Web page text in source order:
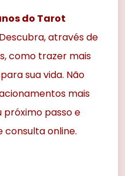
do Tarot
através de
como trazer mais
sua vida. Não
mais
próximo passo e
consulta online.